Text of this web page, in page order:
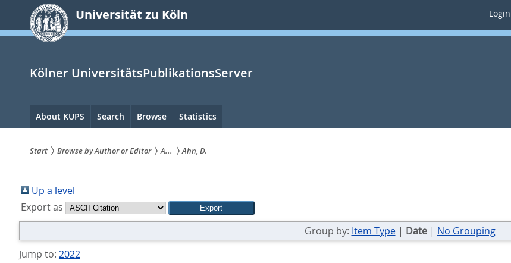
springen
Universität zu Köln Login
Kölner UniversitätsPublikationsServer
Hauptnavigation
About KUPS Search Browse Statistics
sind
hier:
Start Browse by Author or Editor A... Ahn, D.
Up a level
Export as
Group by: Item Type| Date| No Grouping
Jump to: 2022